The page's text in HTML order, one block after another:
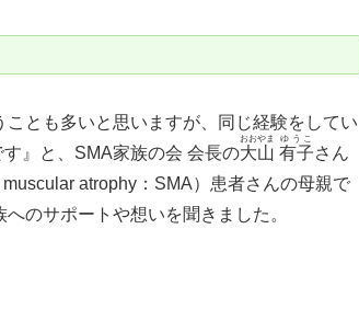
とも多いと思いますが、同じ経験をしてい
』と、SMA家族の会 会長の大山
おおやま
有子
ゆうこ
さん
atrophy：SMA）患者さんの母親で
のサポートや想いを聞きました。